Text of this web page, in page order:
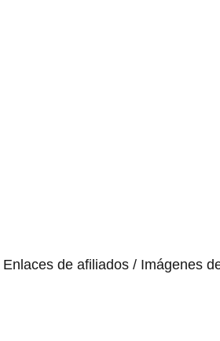
de afiliados / Imágenes